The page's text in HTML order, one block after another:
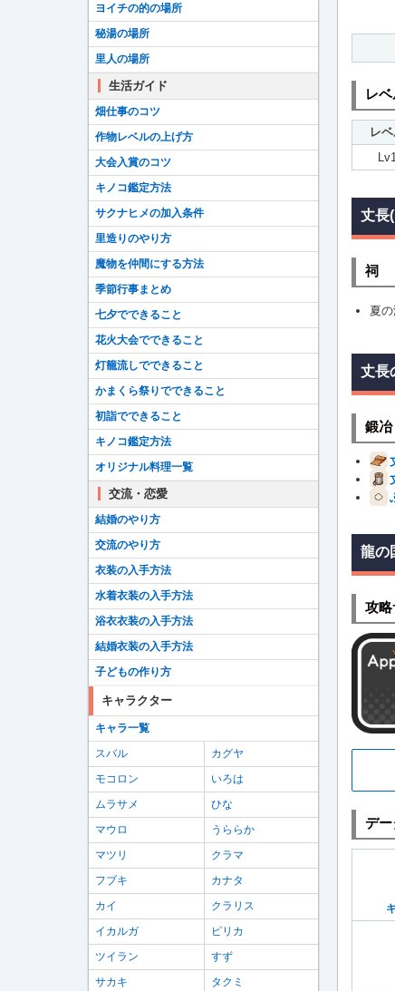
レ
レ
丈長
祠
夏
丈長
鍛
龍の
攻
デー
ヨイチの的の場所
秘湯の場所
里人の場所
生活ガイド
畑仕事のコツ
作物レベルの上げ方
大会入賞のコツ
キノコ鑑定方法
サクナヒメの加入条件
里造りのやり方
魔物を仲間にする方法
季節行事まとめ
七夕でできること
花火大会でできること
灯籠流しでできること
かまくら祭りでできること
初詣でできること
キノコ鑑定方法
オリジナル料理一覧
交流・恋愛
結婚のやり方
交流のやり方
衣装の入手方法
水着衣装の入手方法
浴衣衣装の入手方法
結婚衣装の入手方法
子どもの作り方
キャラクター
キャラ一覧
スバル
カグヤ
モコロン
いろは
ムラサメ
ひな
マウロ
うららか
マツリ
クラマ
フブキ
カナタ
カイ
クラリス
イカルガ
ピリカ
ツイラン
すず
サカキ
タクミ